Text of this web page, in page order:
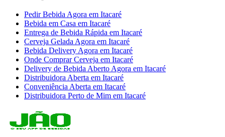
Pedir Bebida Agora em Itacaré
Bebida em Casa em Itacaré
Entrega de Bebida Rápida em Itacaré
Cerveja Gelada Agora em Itacaré
Bebida Delivery Agora em Itacaré
Onde Comprar Cerveja em Itacaré
Delivery de Bebida Aberto Agora em Itacaré
Distribuidora Aberta em Itacaré
Conveniência Aberta em Itacaré
Distribuidora Perto de Mim em Itacaré